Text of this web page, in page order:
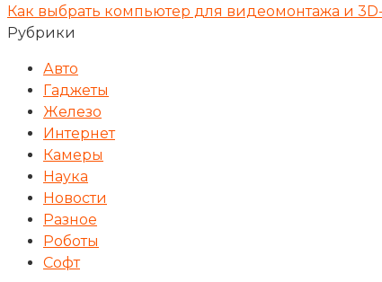
Как выбрать компьютер для видеомонтажа и
Рубрики
Авто
Гаджеты
Железо
Интернет
Камеры
Наука
Новости
Разное
Роботы
Софт